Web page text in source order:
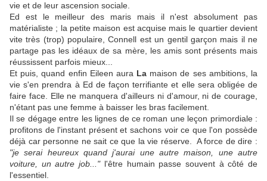
vie et de leur ascension sociale.
Ed est le meilleur des maris mais il n'est absolument pas
matérialiste ; la petite maison est acquise mais le quartier devient
vite très (trop) populaire, Connell est un gentil garçon mais il ne
partage pas les idéaux de sa mère, les amis sont présents mais
réussissent parfois mieux...
Et puis, quand enfin Eileen aura La maison de ses ambitions, la
vie s'en prendra à Ed de façon terrifiante et elle sera obligée de
faire face. Elle ne manquera d'ailleurs ni d'amour, ni de courage,
n'étant pas une femme à baisser les bras facilement.
Il se dégage entre les lignes de ce roman une leçon primordiale :
profitons de l'instant présent et sachons voir ce que l'on possède
déjà car personne ne sait ce que la vie réserve. A force de dire :
"je serai heureux quand j'aurai une autre maison, une autre
voiture, un autre job..."l'être humain passe souvent à côté de
l'essentiel.